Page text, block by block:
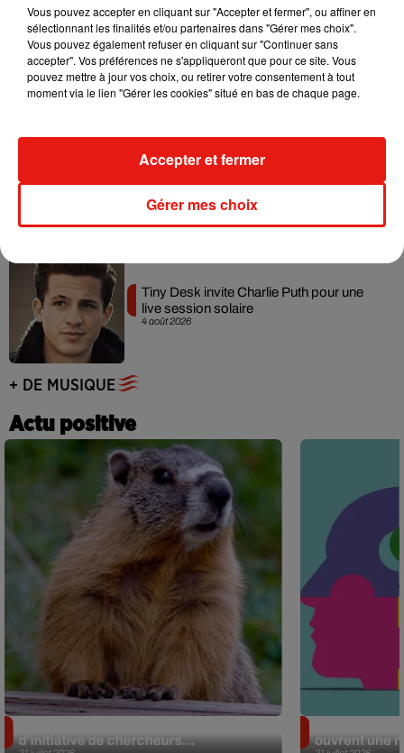
7 août 2026
Angèle et Amélie Lens dévoilent leur
collaboration tant attendue
5 août 2026
Benny Blanco invite Selena Gomez et
Becky G sur son nouveau single
4 août 2026
Tiny Desk invite Charlie Puth pour une
live session solaire
+ DE MUSIQUE
Actu positive
d’initiative de chercheurs...
ouvrent une
Vous pouvez accepter en cliquant sur "Accepter et fermer", ou affiner en
sélectionnant les finalités et/ou partenaires dans "Gérer mes choix".
Vous pouvez également refuser en cliquant sur "Continuer sans
accepter". Vos préférences ne s'appliqueront que pour ce site. Vous
pouvez mettre à jour vos choix, ou retirer votre consentement à tout
moment via le lien "Gérer les cookies" situé en bas de chaque page.
Gérer mes choix
Accepter et fermer